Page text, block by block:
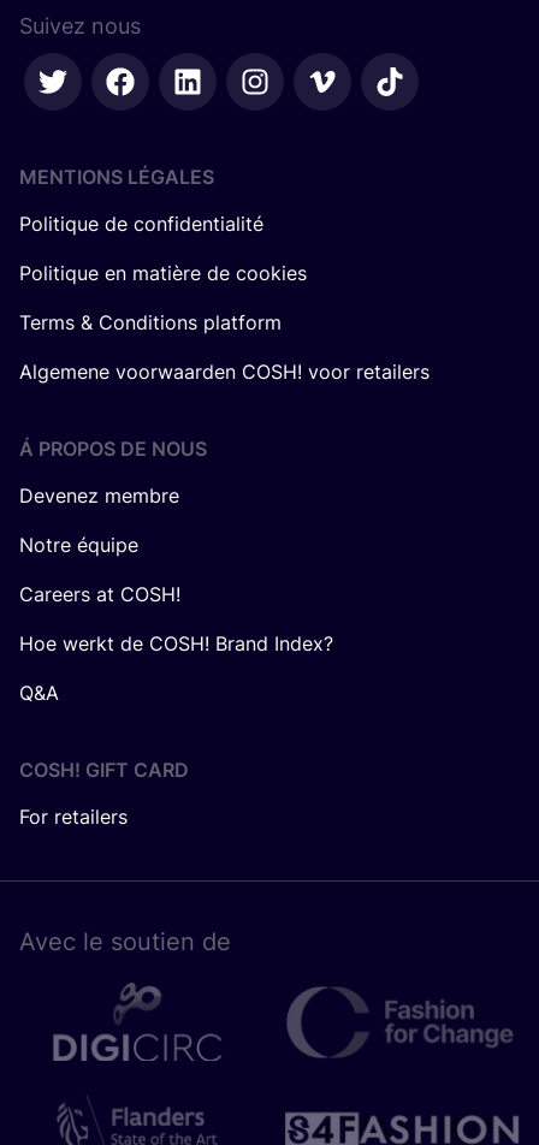
Suivez nous
MENTIONS LÉGALES
Politique de confidentialité
Politique en matière de cookies
Terms & Conditions platform
Algemene voorwaarden COSH! voor retailers
Á PROPOS DE NOUS
Devenez membre
Notre équipe
Careers at COSH!
Hoe werkt de COSH! Brand Index?
Q&A
COSH! GIFT CARD
For retailers
Avec le sou­tien de